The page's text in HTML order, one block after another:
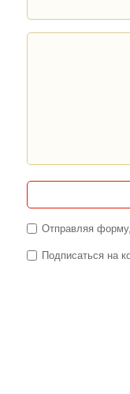
Отправляя
Подписаться на